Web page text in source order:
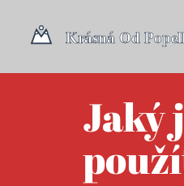
Jaký